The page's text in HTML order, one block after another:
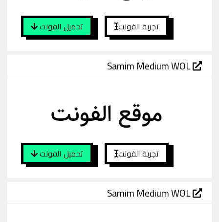
تحميل الفونت تجربة الفونت
Samim Medium WOL
تحميل الفونت تجربة الفونت
Samim Medium WOL